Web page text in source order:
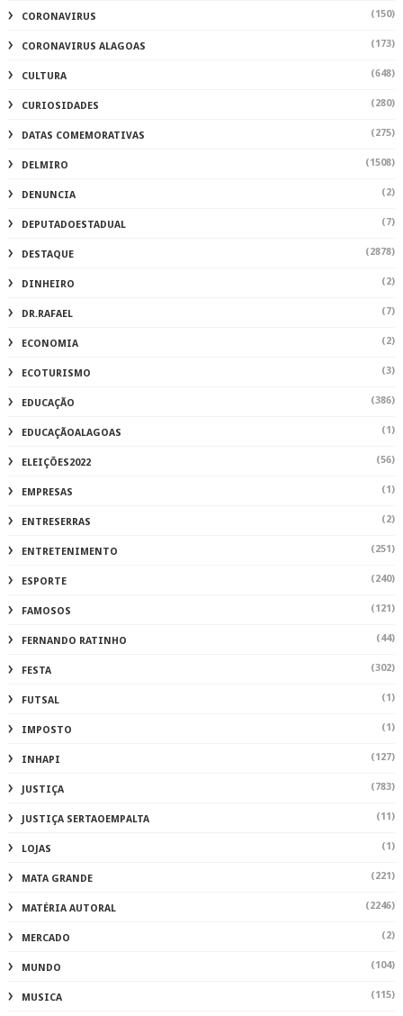
CORONAVIRUS (150)
CORONAVIRUS ALAGOAS (173)
CULTURA (648)
CURIOSIDADES (280)
DATAS COMEMORATIVAS (275)
DELMIRO (1508)
DENUNCIA (2)
DEPUTADOESTADUAL (7)
DESTAQUE (2878)
DINHEIRO (2)
DR.RAFAEL (7)
ECONOMIA (2)
ECOTURISMO (3)
EDUCAÇÃO (386)
EDUCAÇÃOALAGOAS (1)
ELEIÇÕES2022 (56)
EMPRESAS (1)
ENTRESERRAS (2)
ENTRETENIMENTO (251)
ESPORTE (240)
FAMOSOS (121)
FERNANDO RATINHO (44)
FESTA (302)
FUTSAL (1)
IMPOSTO (1)
INHAPI (127)
JUSTIÇA (783)
JUSTIÇA SERTAOEMPALTA (11)
LOJAS (1)
MATA GRANDE (221)
MATÉRIA AUTORAL (2246)
MERCADO (2)
MUNDO (104)
MUSICA (115)